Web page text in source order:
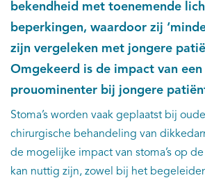
bekendheid met toenemende
beperkingen, waardoor zij
zijn vergeleken met jongere
Omgekeerd is de impact van
prouominenter bij jongere
Stoma’s worden vaak geplaatst bij
chirurgische behandeling van
de mogelijke impact van stoma’s op
kan nuttig zijn, zowel bij het